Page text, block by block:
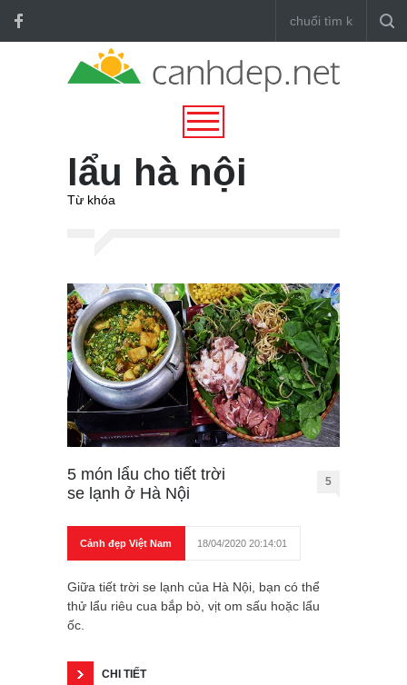
lẩu hà nội
Từ khóa
5 món lẩu cho tiết trời
se lạnh ở Hà Nội
5
Cảnh đẹp Việt Nam 18/04/2020 20:14:01
Giữa tiết trời se lạnh của Hà Nội, bạn có thể
thử lẩu riêu cua bắp bò, vịt om sấu hoặc lẩu
ốc.
CHI TIẾT